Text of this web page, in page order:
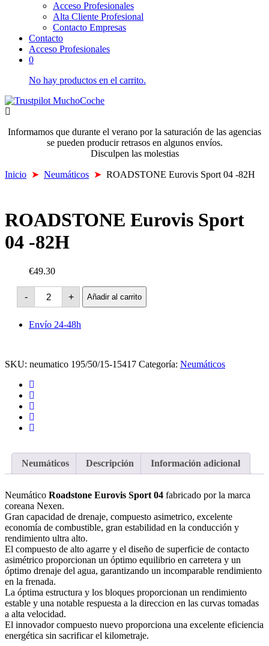
Acceso Profesionales
Alta Cliente Profesional
Contacto Empresas
Contacto
Acceso Profesionales
0
No hay productos en el carrito.
Informamos que durante el verano por la saturación de las agencias
se pueden producir retrasos en algunos envíos.
Disculpen las molestias
Inicio ➤ Neumáticos ➤ ROADSTONE Eurovis Sport 04 -82H
ROADSTONE Eurovis Sport
04 -82H
€49.30
-
ROADSTONE
Eurovis
Sport
-82H
+ Añadir al carrito
Envío 24-48h
SKU: neumatico 195/50/15-15417 Categoría: Neumáticos
Neumáticos Descripción Información adicional
Neumático Roadstone Eurovis Sport 04 fabricado por la marca
coreana Nexen.
Gran capacidad de drenaje, compuesto asimetrico, excelente
economía de combustible, gran estabilidad en la conducción y
rendimiento ultra alto.
El compuesto de alto agarre y el diseño de superficie de contacto
asimétrico proporcionan un óptimo equilibrio en carretera y un
óptimo drenaje del agua, garantizando un incomparable rendimiento
en la frenada.
La óptima estructura y los bloques proporcionan un rendimiento
estable y una notable respuesta a la direccion en las curvas tomadas
a alta velocidad.
El innovador compuesto nuevo proporciona una excelente eficiencia
energética sin sacrificar el kilometraje.